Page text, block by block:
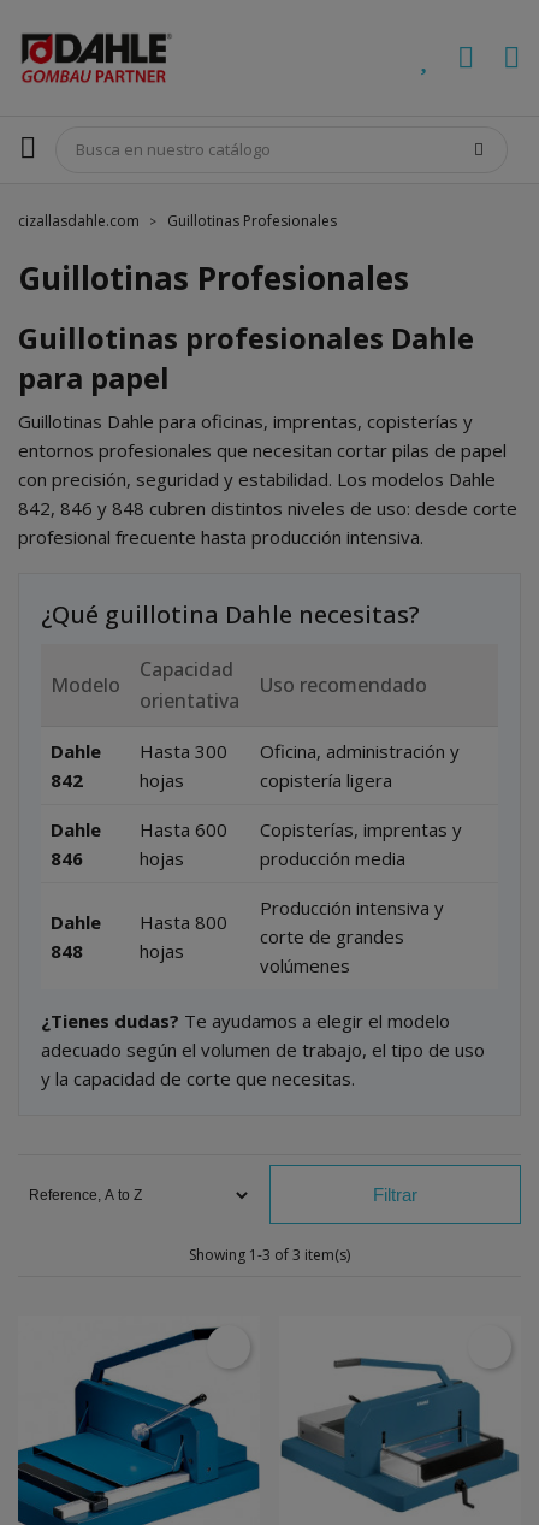
cizallasdahle.com Guillotinas Profesionales
Guillotinas Profesionales
Guillotinas profesionales Dahle
para papel
Guillotinas Dahle para oficinas, imprentas, copisterías y
entornos profesionales que necesitan cortar pilas de papel
con precisión, seguridad y estabilidad. Los modelos Dahle
842, 846 y 848 cubren distintos niveles de uso: desde corte
profesional frecuente hasta producción intensiva.
¿Qué guillotina Dahle necesitas?
Modelo
Capacidad
orientativa
Uso recomendado
Dahle
842
Hasta 300
hojas
Oficina, administración y
copistería ligera
Dahle
846
Hasta 600
hojas
Copisterías, imprentas y
producción media
Dahle
848
Hasta 800
hojas
Producción intensiva y
corte de grandes
volúmenes
¿Tienes dudas? Te ayudamos a elegir el modelo
adecuado según el volumen de trabajo, el tipo de uso
y la capacidad de corte que necesitas.
Filtrar
Showing 1-3 of 3 item(s)